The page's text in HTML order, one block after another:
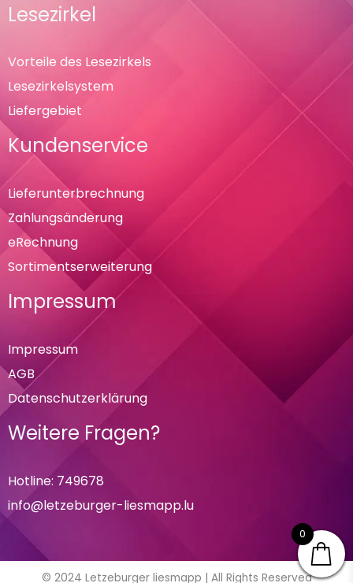
Lesezirkel
Vorteile des Lesezirkels
Lesezirkelsystem
Liefergebiet
Kundenservice
Lieferunterbrechnung
Zahlungsänderung
eRechnung
Sortimentserweiterung
Impressum
Impressum
AGB
Datenschutzerklärung
Weitere Fragen?
Hotline: 749678
info@letzeburger-liesmapp.lu
© 2024 Letzeburger liesmapp | All Rights Reserved
0